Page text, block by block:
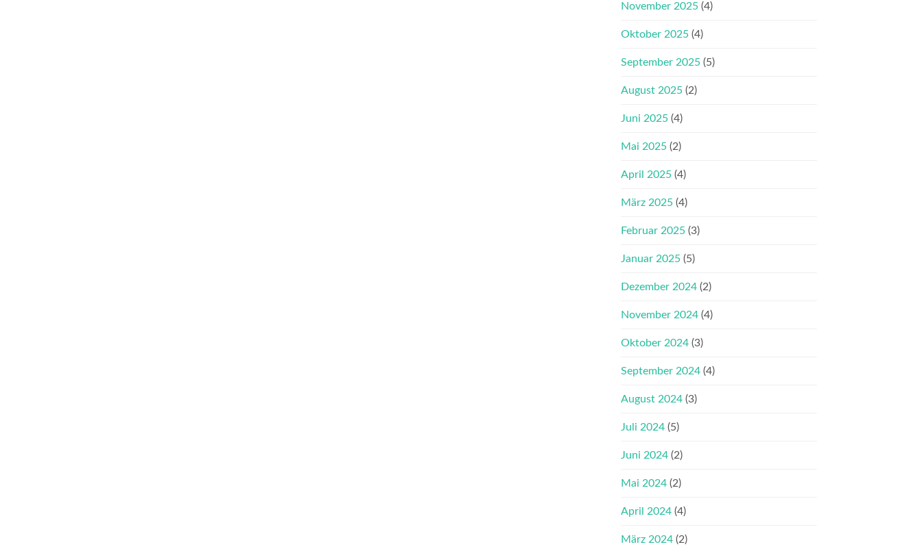
November 2025 (4)
Oktober 2025 (4)
September 2025 (5)
August 2025 (2)
Juni 2025 (4)
Mai 2025 (2)
April 2025 (4)
März 2025 (4)
Februar 2025 (3)
Januar 2025 (5)
Dezember 2024 (2)
November 2024 (4)
Oktober 2024 (3)
September 2024 (4)
August 2024 (3)
Juli 2024 (5)
Juni 2024 (2)
Mai 2024 (2)
April 2024 (4)
März 2024 (2)